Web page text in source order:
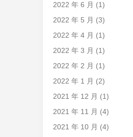
2022 年 6 月 (1)
2022 年 5 月 (3)
2022 年 4 月 (1)
2022 年 3 月 (1)
2022 年 2 月 (1)
2022 年 1 月 (2)
2021 年 12 月 (1)
2021 年 11 月 (4)
2021 年 10 月 (4)